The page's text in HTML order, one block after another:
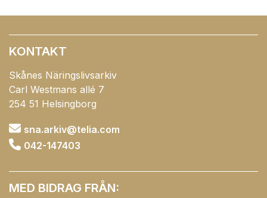
KONTAKT
Skånes Näringslivsarkiv
Carl Westmans allé 7
254 51 Helsingborg
sna.arkiv@telia.com
042-147403
MED BIDRAG FRÅN: